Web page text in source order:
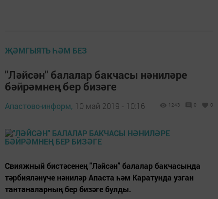
ҖӘМГЫЯТЬ ҺӘМ БЕЗ
"Ләйсән" балалар бакчасы нәниләре
бәйрәмнең бер бизәге
Апастово-информ, 10 май 2019 - 10:16 1243 0 0
Свияжный бистәсенең "Ләйсән" балалар бакчасында
тәрбияләнүче нәниләр Апаста һәм Каратунда узган
тантаналарның бер бизәге булды.